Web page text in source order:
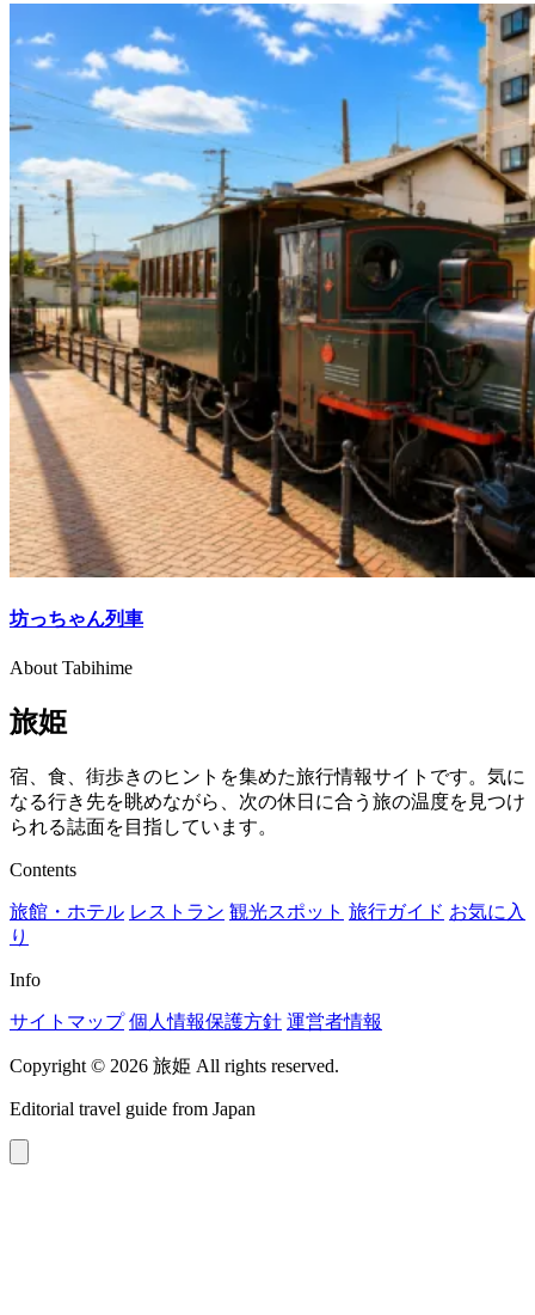
坊っちゃん列車
About Tabihime
旅姫
宿、食、街歩きのヒントを集めた旅行情報サイトです。気に
なる行き先を眺めながら、次の休日に合う旅の温度を見つけ
られる誌面を目指しています。
Contents
旅館・ホテル レストラン 観光スポット 旅行ガイド お気に入
り
Info
サイトマップ 個人情報保護方針 運営者情報
Copyright © 2026 旅姫 All rights reserved.
Editorial travel guide from Japan